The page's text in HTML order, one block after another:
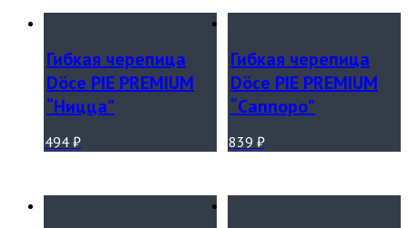
Гибкая черепица
Döce PIE PREMIUM
“Ницца”
494 ₽
Гибкая черепица
Döce PIE PREMIUM
“Саппоро”
839 ₽